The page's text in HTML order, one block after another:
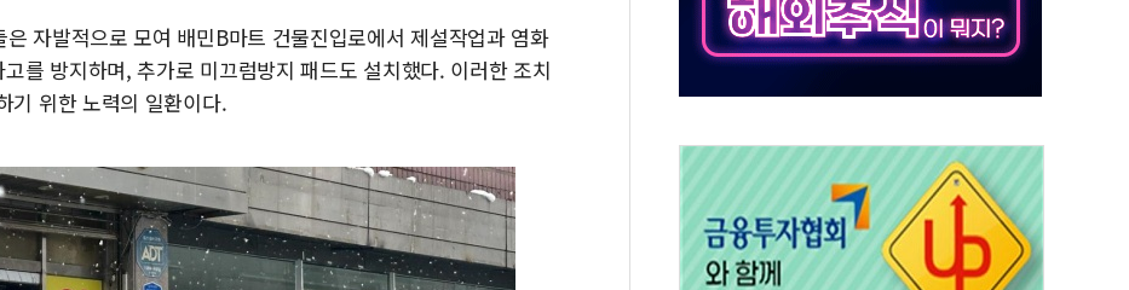
뉴욕증시, 고용 쇼크에 금리 인상 우려 후퇴…S&P500 최고치
트럼프, 쿡 연준 이사 해임 재추진…"26일까지 의혹 소명" 요구
자발적으로 모여 배민B마트 건물진입로에서 제설작업과 염화
를 방지하며, 추가로 미끄럼방지 패드도 설치했다. 이러한 조치
기 위한 노력의 일환이다.